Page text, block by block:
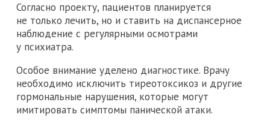
Согласно проекту, пациентов планируется
не только лечить, но и ставить на диспансерное
наблюдение с регулярными осмотрами
у психиатра.
Особое внимание уделено диагностике. Врачу
необходимо исключить тиреотоксикоз и другие
гормональные нарушения, которые могут
имитировать симптомы панической атаки.